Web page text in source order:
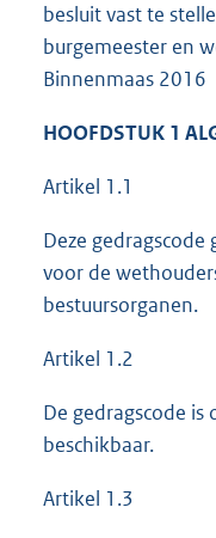
besluit vast te
burgemeester en
Binnenmaas 2016
HOOFDSTUK 1
Artikel 1.1
Deze
voor de
bestuursorganen.
Artikel 1.2
De gedragscode
beschikbaar.
Artikel 1.3